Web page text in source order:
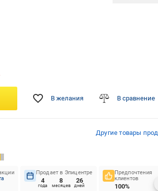
В желания В сравнение
Другие товары
Продает в Эпицентре
4
года
8
месяцев
26
дней
Предпочтения
клиентов
100%